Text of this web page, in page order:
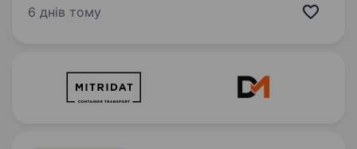
https://zselectro.com.ua/
6 днів тому